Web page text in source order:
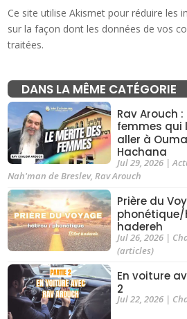
Ce site utilise Akismet pour réduire les
sur la façon dont les données de vos
traitées.
DANS LA MÊME CATÉGORIE
Rav Arouch
femmes qui
aller à
Hachana
Jul 29, 2026|
Nah'man de Breslev, Rav Arouch
Prière du
hadereh
Jul 26, 2026|
(articles)
En voiture
2
Jul 22, 2026|